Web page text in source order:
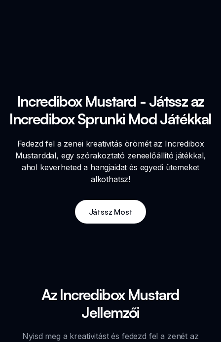
Incredibox Mustard - Játssz az
Incredibox Sprunki Mod Játékkal
Fedezd fel a zenei kreativitás örömét az Incredibox
Mustarddal, egy szórakoztató zeneelőállító játékkal,
ahol keverheted a hangjaidat és egyedi ütemeket
alkothatsz!
Játssz Most
Az Incredibox Mustard
Jellemzői
Nyisd meg a kreativitást és fedezd fel a zenét az